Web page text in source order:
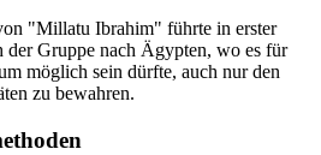
"Millatu Ibrahim" führte in erster
Gruppe nach Ägypten, wo es für
möglich sein dürfte, auch nur den
zu bewahren.